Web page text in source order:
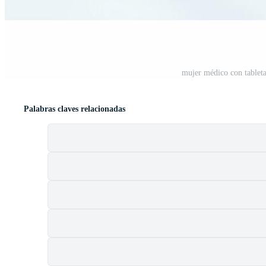
mujer médico con
Palabras claves relacionadas